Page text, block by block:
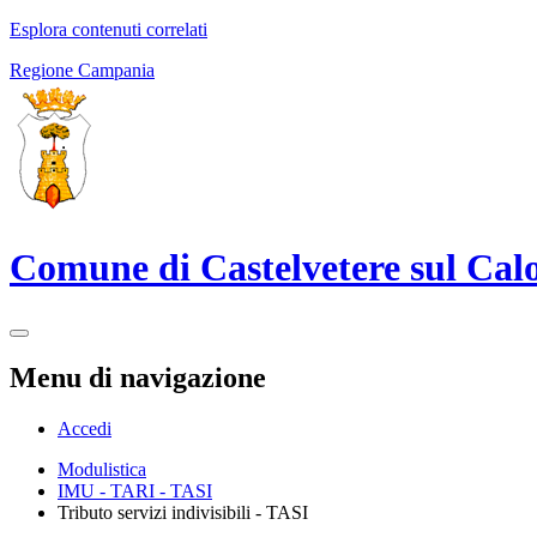
Esplora contenuti correlati
Regione Campania
Comune di Castelvetere sul
Menu di navigazione
Accedi
Modulistica
IMU - TARI - TASI
Tributo servizi indivisibili - TASI